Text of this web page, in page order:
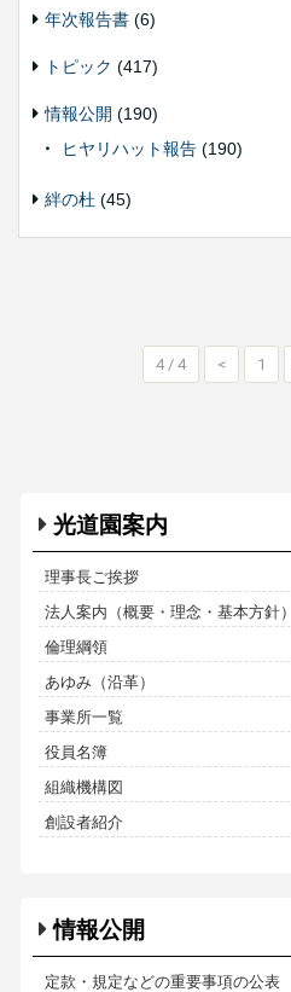
年次報告書 (6)
トピック (417)
情報公開 (190)
ヒヤリハット報告 (190)
絆の杜 (45)
4 / 4 < 1
光道園案内
理事長ご挨拶
法人案内（概要・理念・基本方針）
倫理綱領
あゆみ（沿革）
事業所一覧
役員名簿
組織機構図
創設者紹介
情報公開
定款・規定などの重要事項の公表